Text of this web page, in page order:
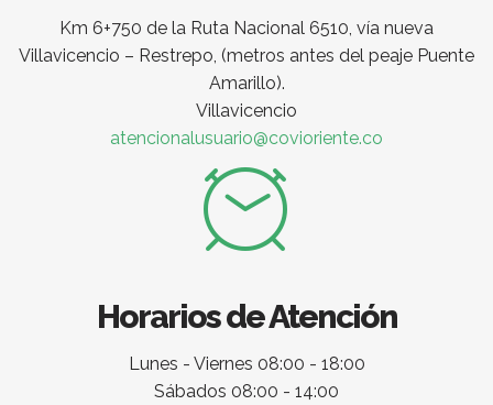
Km 6+750 de la Ruta Nacional 6510, vía nueva
Villavicencio – Restrepo, (metros antes del peaje Puente
Amarillo).
Villavicencio
atencionalusuario@covioriente.co
Horarios de Atención
Lunes - Viernes 08:00 - 18:00
Sábados 08:00 - 14:00